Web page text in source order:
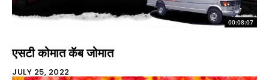
00:08:07
एसटी कोमात कॅब जोमात
JULY 25, 2022